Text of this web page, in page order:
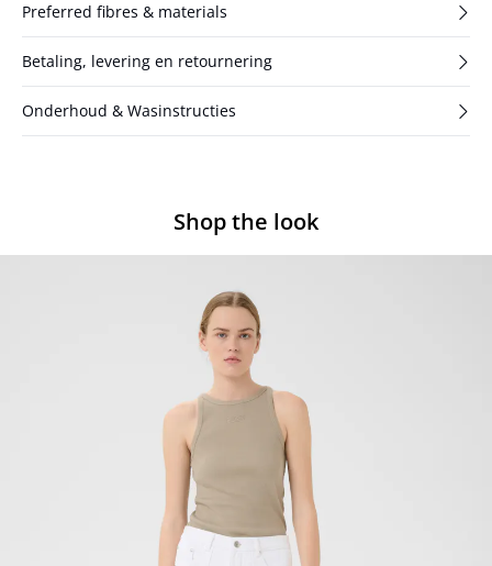
Preferred fibres & materials
Betaling, levering en retournering
Onderhoud & Wasinstructies
Shop the look